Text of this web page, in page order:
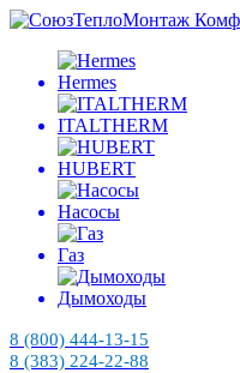
Hermes
ITALTHERM
HUBERT
Насосы
Газ
Дымоходы
8 (800) 444-13-15
8 (383) 224-22-88